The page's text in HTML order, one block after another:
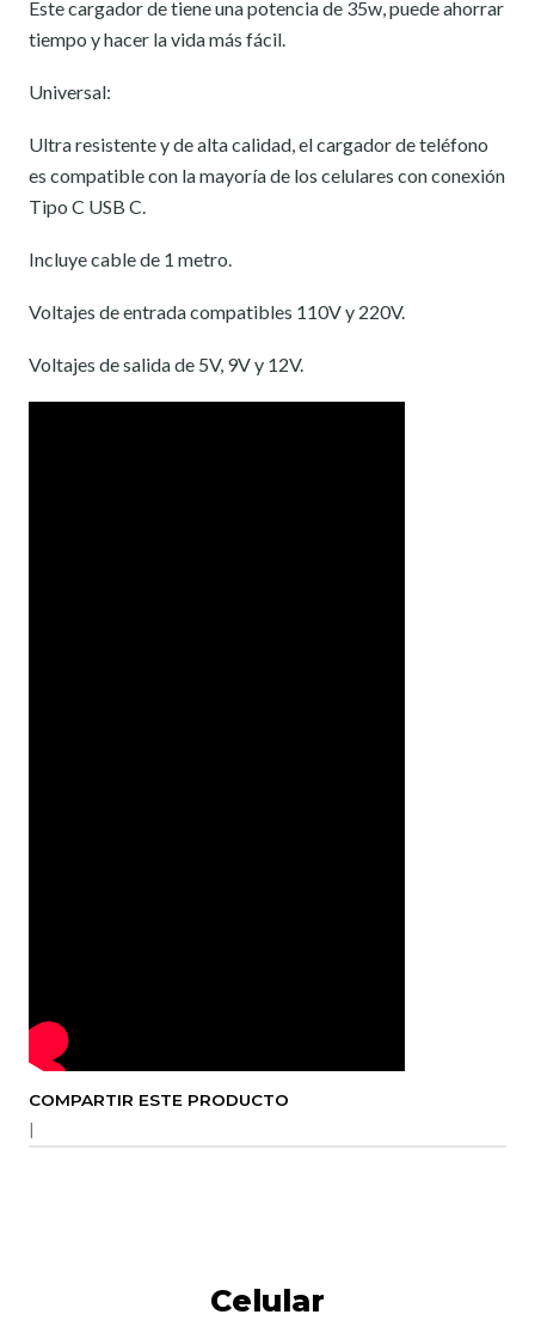
Este cargador de tiene una potencia de 35w, puede ahorrar
tiempo y hacer la vida más fácil.
Universal:
Ultra resistente y de alta calidad, el cargador de teléfono
es compatible con la mayoría de los celulares con conexión
Tipo C USB C.
Incluye cable de 1 metro.
Voltajes de entrada compatibles 110V y 220V.
Voltajes de salida de 5V, 9V y 12V.
COMPARTIR ESTE PRODUCTO
|
Celular